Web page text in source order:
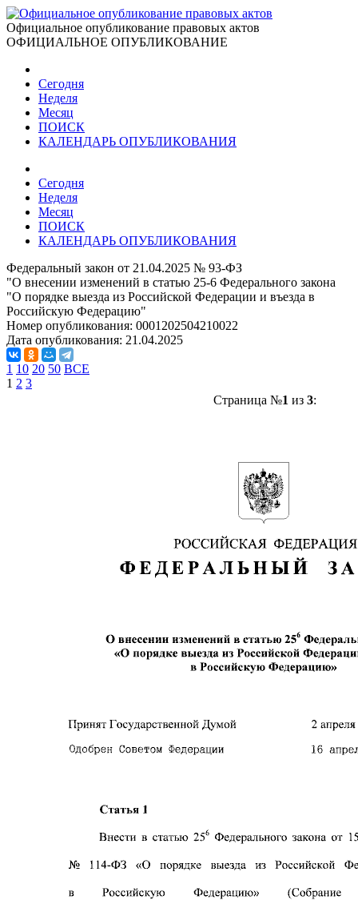
Официальное опубликование правовых актов
ОФИЦИАЛЬНОЕ ОПУБЛИКОВАНИЕ
Сегодня
Неделя
Месяц
ПОИСК
КАЛЕНДАРЬ ОПУБЛИКОВАНИЯ
Сегодня
Неделя
Месяц
ПОИСК
КАЛЕНДАРЬ ОПУБЛИКОВАНИЯ
Федеральный закон от 21.04.2025 № 93-ФЗ
"О внесении изменений в статью 25-6 Федерального закона
"О порядке выезда из Российской Федерации и въезда в
Российскую Федерацию"
Номер опубликования: 0001202504210022
Дата опубликования: 21.04.2025
1 10 20 50 ВСЕ
1 2 3
Страница №1 из 3: